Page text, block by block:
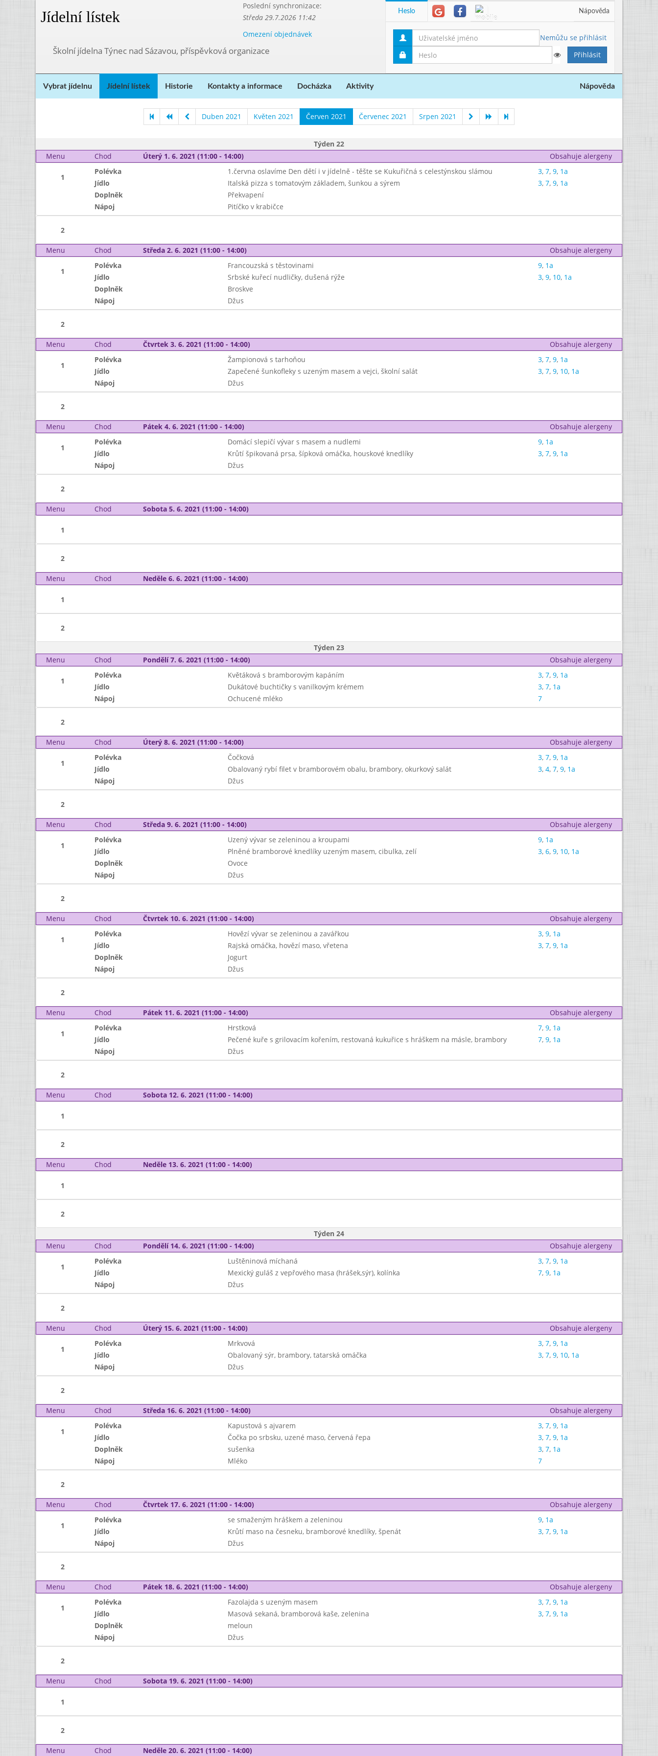
Jídelní lístek
Poslední synchronizace:
Středa 29.7.2026 11:42
Omezení objednávek
Školní jídelna Týnec nad Sázavou, příspěvková organizace
Heslo Nápověda
Nemůžu se přihlásit
Vybrat jídelnu Jídelní lístek Historie Kontakty a informace Docházka Aktivity Nápověda
Duben 2021 Květen 2021 Červen 2021 Červenec 2021 Srpen 2021
Týden 22
Menu
Chod Úterý 1. 6. 2021 (11:00 - 14:00) Obsahuje alergeny
1
Polévka 1.června oslavíme Den dětí i v jídelně - těšte se Kukuřičná s celestýnskou slámou 3, 7, 9, 1a
Jídlo
Italská pizza s tomatovým základem, šunkou a sýrem 3, 7, 9, 1a
Doplněk
Překvapení
Nápoj
Pitíčko v krabičce
2
Menu Chod Středa 2. 6. 2021 (11:00 - 14:00) Obsahuje alergeny
1
Polévka Francouzská s těstovinami 9, 1a
Jídlo
Srbské kuřecí nudličky, dušená rýže 3, 9, 10, 1a
Doplněk
Broskve
Nápoj
Džus
2
Menu Chod Čtvrtek 3. 6. 2021 (11:00 - 14:00) Obsahuje alergeny
1
Polévka Žampionová s tarhoňou 3, 7, 9, 1a
Jídlo
Zapečené šunkofleky s uzeným masem a vejci, školní salát 3, 7, 9, 10, 1a
Nápoj
Džus
2
Menu Chod Pátek 4. 6. 2021 (11:00 - 14:00) Obsahuje alergeny
1
Polévka Domácí slepičí vývar s masem a nudlemi 9, 1a
Jídlo
Krůtí špikovaná prsa, šípková omáčka, houskové knedlíky 3, 7, 9, 1a
Nápoj
Džus
2
Menu Chod Sobota 5. 6. 2021 (11:00 - 14:00)
1
2
Menu Chod Neděle 6. 6. 2021 (11:00 - 14:00)
1
2
Týden 23
Menu
Chod Pondělí 7. 6. 2021 (11:00 - 14:00) Obsahuje alergeny
1
Polévka Květáková s bramborovým kapáním 3, 7, 9, 1a
Jídlo
Dukátové buchtičky s vanilkovým krémem 3, 7, 1a
Nápoj
Ochucené mléko 7
2
Menu Chod Úterý 8. 6. 2021 (11:00 - 14:00) Obsahuje alergeny
1
Polévka Čočková 3, 7, 9, 1a
Jídlo
Obalovaný rybí filet v bramborovém obalu, brambory, okurkový salát 3, 4, 7, 9, 1a
Nápoj
Džus
2
Menu Chod Středa 9. 6. 2021 (11:00 - 14:00) Obsahuje alergeny
1
Polévka Uzený vývar se zeleninou a kroupami 9, 1a
Jídlo
Plněné bramborové knedlíky uzeným masem, cibulka, zelí 3, 6, 9, 10, 1a
Doplněk
Ovoce
Nápoj
Džus
2
Menu Chod Čtvrtek 10. 6. 2021 (11:00 - 14:00) Obsahuje alergeny
1
Polévka Hovězí vývar se zeleninou a zavářkou 3, 9, 1a
Jídlo
Rajská omáčka, hovězí maso, vřetena 3, 7, 9, 1a
Doplněk
Jogurt
Nápoj
Džus
2
Menu Chod Pátek 11. 6. 2021 (11:00 - 14:00) Obsahuje alergeny
1
Polévka Hrstková 7, 9, 1a
Jídlo
Pečené kuře s grilovacím kořením, restovaná kukuřice s hráškem na másle, brambory 7, 9, 1a
Nápoj
Džus
2
Menu Chod Sobota 12. 6. 2021 (11:00 - 14:00)
1
2
Menu Chod Neděle 13. 6. 2021 (11:00 - 14:00)
1
2
Týden 24
Menu
Chod Pondělí 14. 6. 2021 (11:00 - 14:00) Obsahuje alergeny
1
Polévka Luštěninová míchaná 3, 7, 9, 1a
Jídlo
Mexický guláš z vepřového masa (hrášek,sýr), kolínka 7, 9, 1a
Nápoj
Džus
2
Menu Chod Úterý 15. 6. 2021 (11:00 - 14:00) Obsahuje alergeny
1
Polévka Mrkvová 3, 7, 9, 1a
Jídlo
Obalovaný sýr, brambory, tatarská omáčka 3, 7, 9, 10, 1a
Nápoj
Džus
2
Menu Chod Středa 16. 6. 2021 (11:00 - 14:00) Obsahuje alergeny
1
Polévka Kapustová s ajvarem 3, 7, 9, 1a
Jídlo
Čočka po srbsku, uzené maso, červená řepa 3, 7, 9, 1a
Doplněk
sušenka 3, 7, 1a
Nápoj
Mléko 7
2
Menu Chod Čtvrtek 17. 6. 2021 (11:00 - 14:00) Obsahuje alergeny
1
Polévka se smaženým hráškem a zeleninou 9, 1a
Jídlo
Krůtí maso na česneku, bramborové knedlíky, špenát 3, 7, 9, 1a
Nápoj
Džus
2
Menu Chod Pátek 18. 6. 2021 (11:00 - 14:00) Obsahuje alergeny
1
Polévka Fazolajda s uzeným masem 3, 7, 9, 1a
Jídlo
Masová sekaná, bramborová kaše, zelenina 3, 7, 9, 1a
Doplněk
meloun
Nápoj
Džus
2
Menu Chod Sobota 19. 6. 2021 (11:00 - 14:00)
1
2
Menu Chod Neděle 20. 6. 2021 (11:00 - 14:00)